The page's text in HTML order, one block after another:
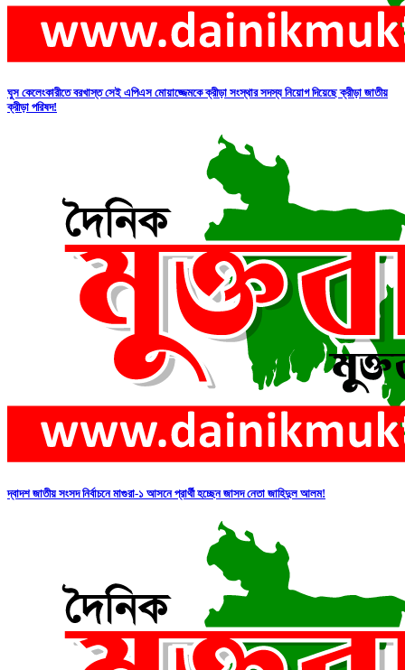
ঘুস কেলেংকারীতে বরখাস্ত সেই এপিএস মোয়াজ্জেমকে ক্রীড়া সংস্থার সদস্য নিয়োগ দিয়েছে ক্রীড়া জাতীয়
ক্রীড়া পরিষদ!
দ্বাদশ জাতীয় সংসদ নির্বাচনে মাগুরা-১ আসনে প্রার্থী হচ্ছেন জাসদ নেতা জাহিদুল আলম!